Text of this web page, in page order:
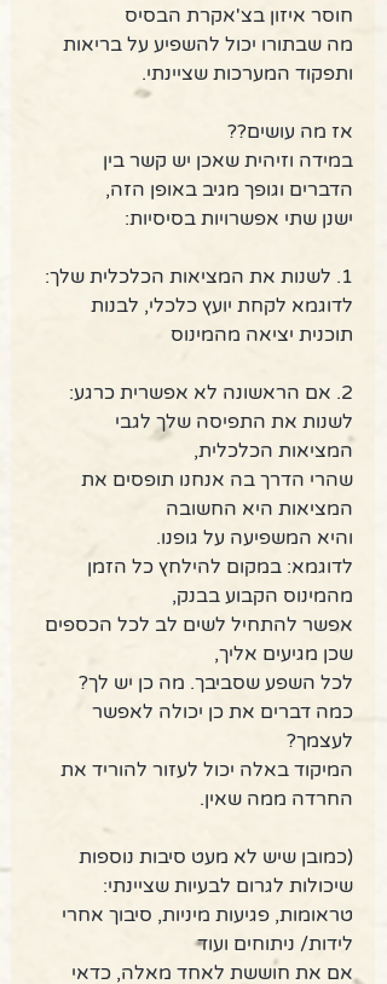
חוסר איזון בצ'אקרת הבסיס
מה שבתורו יכול להשפיע על בריאות
ותפקוד המערכות שציינתי.
אז מה עושים??
במידה וזיהית שאכן יש קשר בין
הדברים וגופך מגיב באופן הזה,
ישנן שתי אפשרויות בסיסיות:
1. לשנות את המציאות הכלכלית שלך:
לדוגמא לקחת יועץ כלכלי, לבנות
תוכנית יציאה מהמינוס
2. אם הראשונה לא אפשרית כרגע:
לשנות את התפיסה שלך לגבי
המציאות הכלכלית,
שהרי הדרך בה אנחנו תופסים את
המציאות היא החשובה
והיא המשפיעה על גופנו.
לדוגמא: במקום להילחץ כל הזמן
מהמינוס הקבוע בבנק,
אפשר להתחיל לשים לב לכל הכספים
שכן מגיעים אליך,
לכל השפע שסביבך. מה כן יש לך?
כמה דברים את כן יכולה לאפשר
לעצמך?
המיקוד באלה יכול לעזור להוריד את
החרדה ממה שאין.
(כמובן שיש לא מעט סיבות נוספות
שיכולות לגרום לבעיות שציינתי:
טראומות, פגיעות מיניות, סיבוך אחרי
לידות/ ניתוחים ועוד
אם את חוששת לאחד מאלה, כדאי